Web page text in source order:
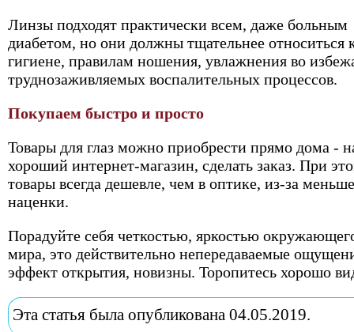
Линзы подходят практически всем, даже больным
диабетом, но они должны тщательнее относиться
гигиене, правилам ношения, увлажнения во
труднозаживляемых воспалительных процессов.
Покупаем быстро и просто
Товары для глаз можно приобрести прямо дома -
хороший интернет-магазин, сделать заказ. При
товары всегда дешевле, чем в оптике, из-за
наценки.
Порадуйте себя четкостью, яркостью
мира, это действительно непередаваемые
эффект открытия, новизны. Торопитесь хорошо
Эта статья была опубликована 04.05.2019.